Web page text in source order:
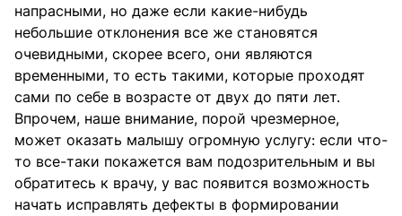
напрасными, но даже если какие-нибудь
небольшие отклонения все же становятся
очевидными, скорее всего, они являются
временными, то есть такими, которые проходят
сами по себе в возрасте от двух до пяти лет.
Впрочем, наше внимание, порой чрезмерное,
может оказать малышу огромную услугу: если что-
то все-таки покажется вам подозрительным и вы
обратитесь к врачу, у вас появится возможность
начать исправлять дефекты в формировании